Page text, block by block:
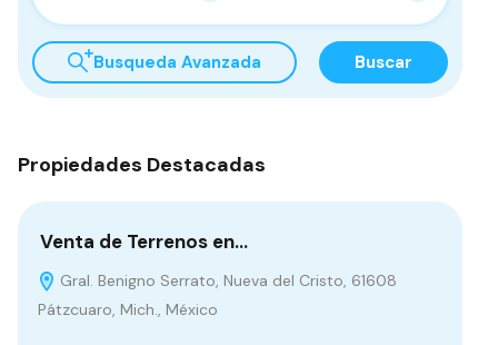
Busqueda Avanzada Buscar
Propiedades Destacadas
Venta de Terrenos en…
Gral. Benigno Serrato, Nueva del Cristo, 61608
Pátzcuaro, Mich., México